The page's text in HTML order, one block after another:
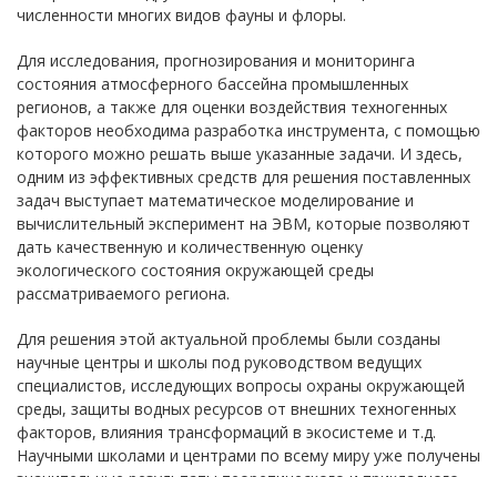
численности многих видов фауны и флоры.
Для исследования, прогнозирования и мониторинга
состояния атмосферного бассейна промышленных
регионов, а также для оценки воздействия техногенных
факторов необходима разработка инструмента, с помощью
которого можно решать выше указанные задачи. И здесь,
одним из эффективных средств для решения поставленных
задач выступает математическое моделирование и
вычислительный эксперимент на ЭВМ, которые позволяют
дать качественную и количественную оценку
экологического состояния окружающей среды
рассматриваемого региона.
Для решения этой актуальной проблемы были созданы
научные центры и школы под руководством ведущих
специалистов, исследующих вопросы охраны окружающей
среды, защиты водных ресурсов от внешних техногенных
факторов, влияния трансформаций в экосистеме и т.д.
Научными школами и центрами по всему миру уже получены